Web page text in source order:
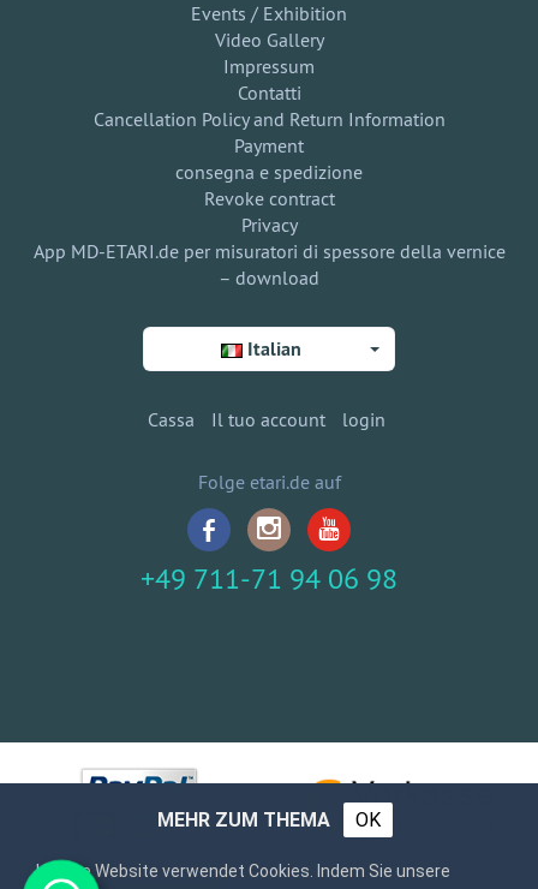
Events / Exhibition
Video Gallery
Impressum
Contatti
Cancellation Policy and Return Information
Payment
consegna e spedizione
Revoke contract
Privacy
App MD-ETARI.de per misuratori di spessore della vernice
– download
Italian
Cassa Il tuo account login
Folge etari.de auf
+49 711-71 94 06 98
MEHR ZUM THEMA OK
Unsere Website verwendet Cookies. Indem Sie unsere